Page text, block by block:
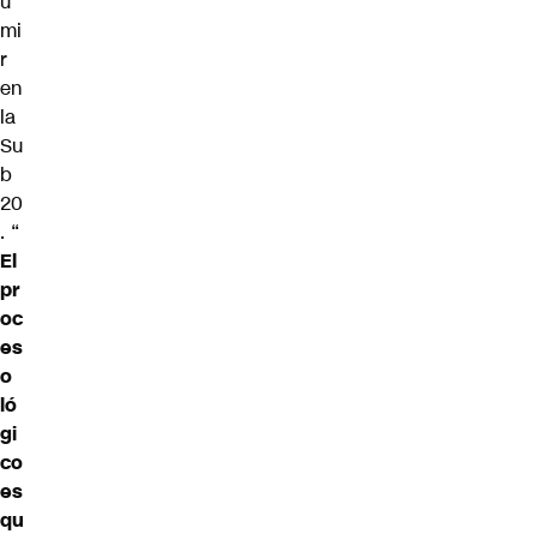
mi
r
en
la
Su
b
20
. “
El
pr
oc
es
o
ló
gi
co
es
qu